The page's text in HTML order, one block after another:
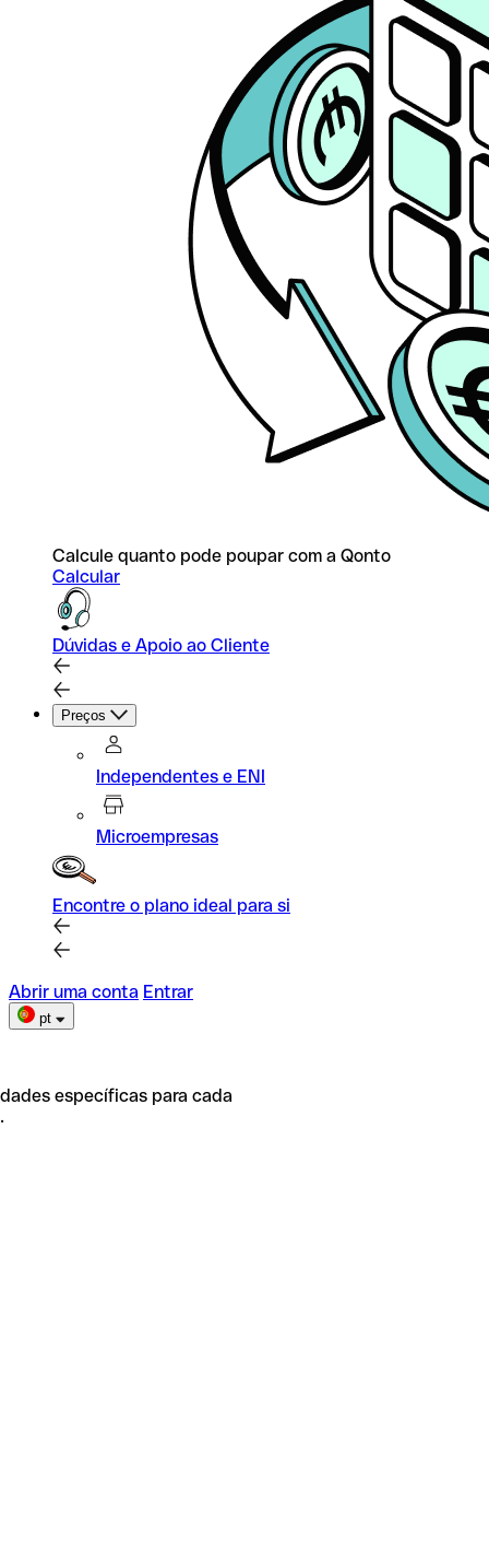
Calcule quanto pode poupar com a Qonto
Calcular
Dúvidas e Apoio ao Cliente
Preços
Independentes e ENI
Microempresas
Encontre o plano ideal para si
Abrir uma conta Entrar
pt
específicas para cada